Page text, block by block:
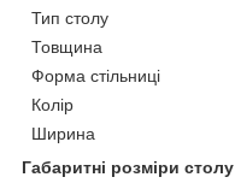
Тип столу
Товщина
Форма стільниці
Колір
Ширина
Габаритні розміри столу